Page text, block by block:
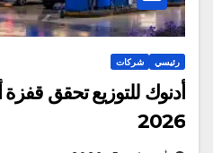
رئيسي شركات
أدنوك للتوزيع تحقق
2026